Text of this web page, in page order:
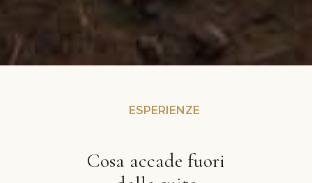
ESPERIENZE
Cosa accade fuori